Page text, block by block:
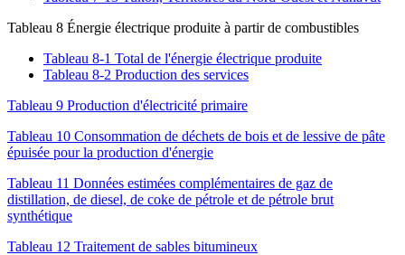
Tableau 8 Énergie électrique produite à partir de combustibles
Tableau 8-1 Total de l'énergie électrique produite
Tableau 8-2 Production des services
Tableau 9 Production d'électricité primaire
Tableau 10 Consommation de déchets de bois et de lessive de pâte
épuisée pour la production d'énergie
Tableau 11 Données estimées complémentaires de gaz de
distillation, de diesel, de coke de pétrole et de pétrole brut
synthétique
Tableau 12 Traitement de sables bitumineux